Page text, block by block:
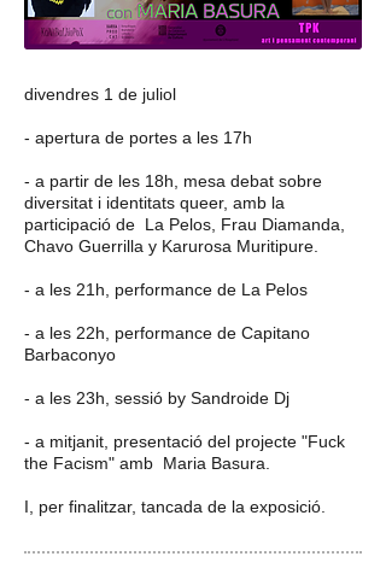
divendres 1 de juliol
- apertura de portes a les 17h
- a partir de les 18h, mesa debat sobre
diversitat i identitats queer, amb la
participació de La Pelos, Frau Diamanda,
Chavo Guerrilla y Karurosa Muritipure.
- a les 21h, performance de La Pelos
- a les 22h, performance de Capitano
Barbaconyo
- a les 23h, sessió by Sandroide Dj
- a mitjanit, presentació del projecte "Fuck
the Facism" amb Maria Basura.
I, per finalitzar, tancada de la exposició.